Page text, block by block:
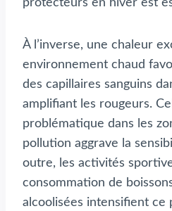
protecteurs en hiver est
À l’inverse, une chaleur
environnement chaud
des capillaires sanguins
amplifiant les rougeurs.
problématique dans les
pollution aggrave la
outre, les activités
consommation de
alcoolisées intensifient ce